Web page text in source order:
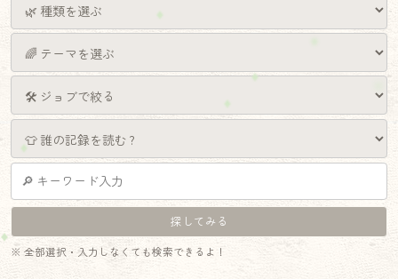
※ 全部選択・入力しなくても検索できるよ！